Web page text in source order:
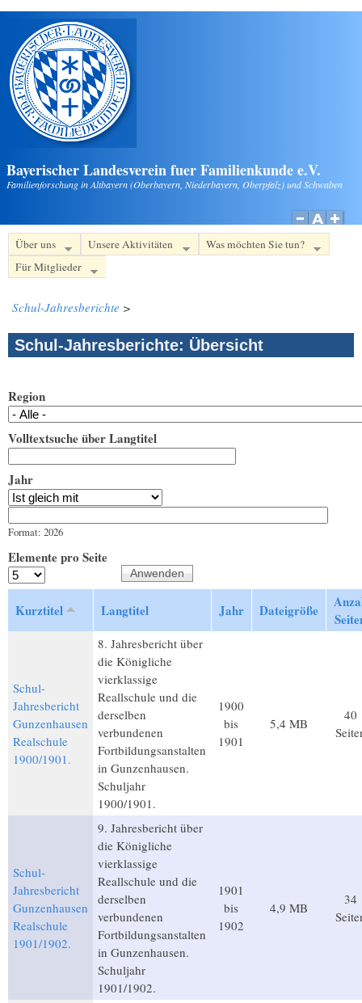
Direkt zum Inhalt
Bayerischer Landesverein fuer Familienkunde e.V.
Familienforschung in Altbayern (Oberbayern, Niederbayern, Oberpfalz) und Schwaben
Über uns Unsere Aktivitäten
Was möchten Sie tun?
Für Mitglieder
Schul-Jahresberichte >
Schul-Jahresberichte: Übersicht
Region
Volltextsuche über Langtitel
Jahr
Format: 2026
Elemente pro Seite
Kurztitel Langtitel Jahr Dateigröße
Schul-
Jahresbericht
Gunzenhausen
Realschule
1900/1901.
8. Jahresbericht über
die Königliche
vierklassige
Reallschule und die
derselben
verbundenen
Fortbildungsanstalten
in Gunzenhausen.
Schuljahr
1900/1901.
1900
bis
1901
5,4 MB
40
Schul-
Jahresbericht
Gunzenhausen
Realschule
1901/1902.
9. Jahresbericht über
die Königliche
vierklassige
Reallschule und die
derselben
verbundenen
Fortbildungsanstalten
in Gunzenhausen.
Schuljahr
1901/1902.
1901
bis
1902
4,9 MB
34